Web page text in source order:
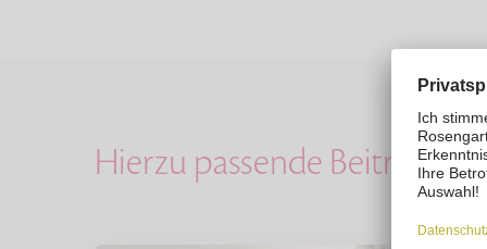
Hierzu passende Beiträge